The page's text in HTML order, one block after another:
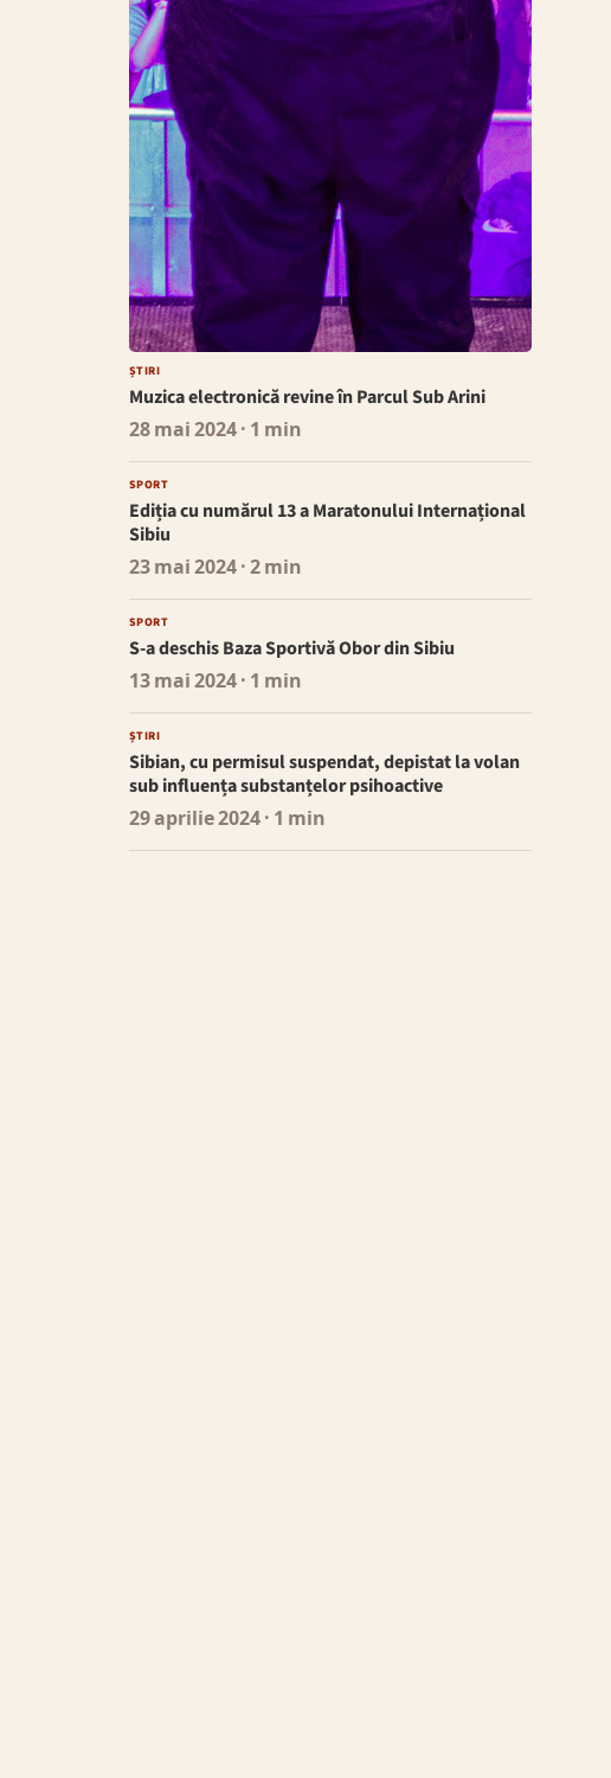
ȘTIRI
Muzica electronică revine în Parcul Sub Arini
28 mai 2024· 1 min
SPORT
Ediția cu numărul 13 a Maratonului Internațional
Sibiu
23 mai 2024· 2 min
SPORT
S-a deschis Baza Sportivă Obor din Sibiu
13 mai 2024· 1 min
ȘTIRI
Sibian, cu permisul suspendat, depistat la volan
sub influența substanțelor psihoactive
29 aprilie 2024· 1 min